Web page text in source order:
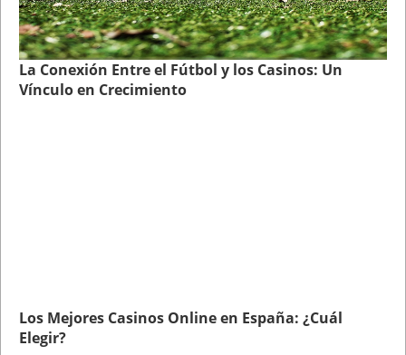
La Conexión Entre el Fútbol y los Casinos: Un
Vínculo en Crecimiento
Los Mejores Casinos Online en España: ¿Cuál
Elegir?